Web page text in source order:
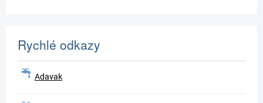
Rychlé odkazy
Adavak